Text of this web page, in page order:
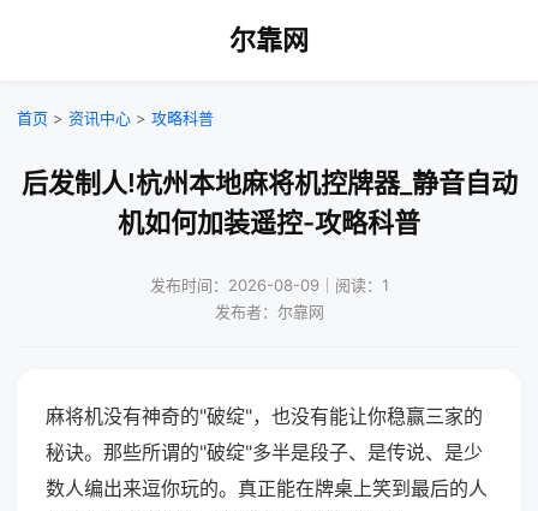
尔靠网
首页 > 资讯中心 > 攻略科普
后发制人!杭州本地麻将机控牌器_静音自动
机如何加装遥控-攻略科普
发布时间：2026-08-09｜阅读：1
发布者：尔靠网
麻将机没有神奇的"破绽"，也没有能让你稳赢三家的
秘诀。那些所谓的"破绽"多半是段子、是传说、是少
数人编出来逗你玩的。真正能在牌桌上笑到最后的人